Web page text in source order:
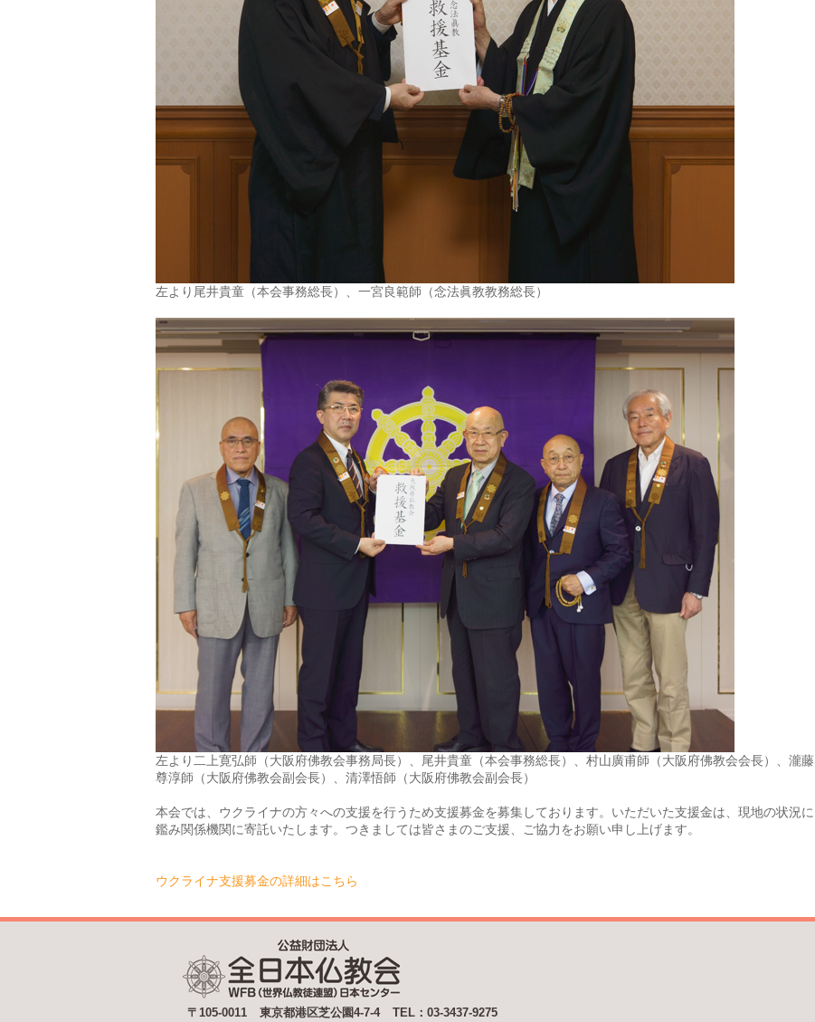
左より尾井貴童（本会事務総長）、一宮良範師（念法眞教教務総長）
左より二上寛弘師（大阪府佛教会事務局長）、尾井貴童（本会事務総長）、村山廣甫師（大阪府佛教会会長）、瀧藤
尊淳師（大阪府佛教会副会長）、清澤悟師（大阪府佛教会副会長）
本会では、ウクライナの方々への支援を行うため支援募金を募集しております。いただいた支援金は、現地の状況に
鑑み関係機関に寄託いたします。つきましては皆さまのご支援、ご協力をお願い申し上げます。
ウクライナ支援募金の詳細はこちら
〒105-0011 東京都港区芝公園4-7-4 TEL：03-3437-9275